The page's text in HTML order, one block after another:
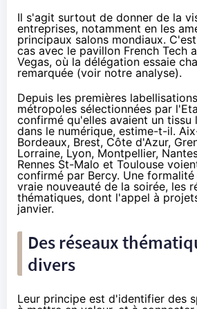
Il s'agit surtout de donner de la
entreprises, notamment en les
principaux salons mondiaux.
cas avec le pavillon French Tech
Vegas, où la délégation essaie
remarquée (voir notre analyse).
Depuis les premières
métropoles sélectionnées par
confirmé qu'elles avaient un tissu
dans le numérique, estime-t-il.
Bordeaux, Brest, Côte d'Azur,
Lorraine, Lyon, Montpellier,
Rennes St-Malo et Toulouse
confirmé par Bercy. Une
vraie nouveauté de la soirée, les
thématiques, dont l'appel à
janvier.
Des réseaux
divers
Leur principe est d'identifier des